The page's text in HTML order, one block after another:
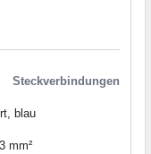
Steckverbindungen
blau
mm²